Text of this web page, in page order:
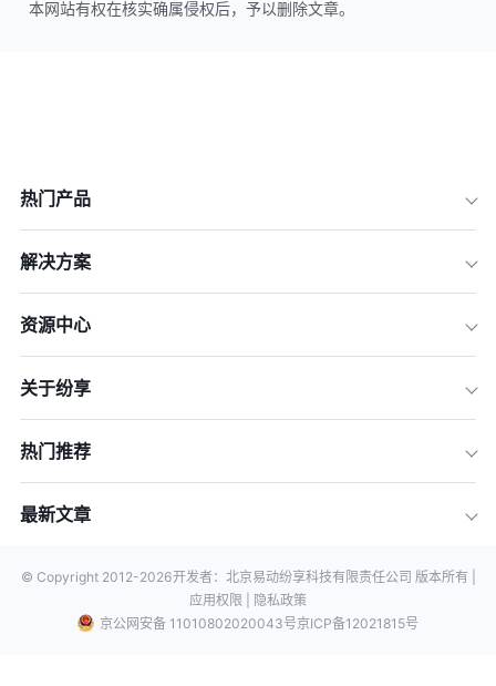
本网站有权在核实确属侵权后，予以删除文章。
热门产品
解决方案
资源中心
关于纷享
热门推荐
最新文章
© Copyright 2012-2026开发者：北京易动纷享科技有限责任公司 版本所有 |
应用权限 |
隐私政策
京公网安备 11010802020043号京ICP备12021815号